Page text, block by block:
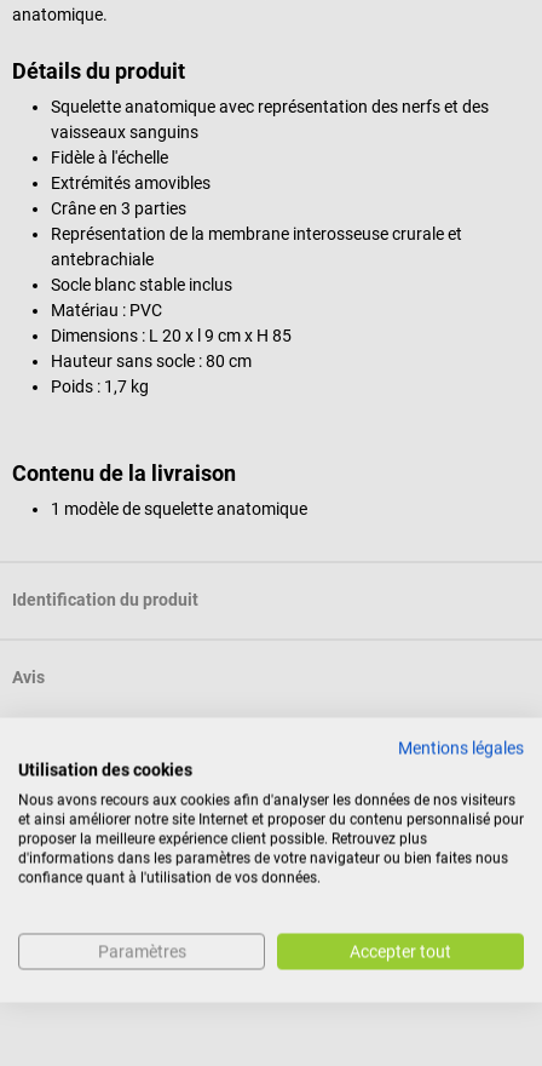
anatomique.
Détails du produit
Squelette anatomique avec représentation des nerfs et des
vaisseaux sanguins
Fidèle à l'échelle
Extrémités amovibles
Crâne en 3 parties
Représentation de la membrane interosseuse crurale et
antebrachiale
Socle blanc stable inclus
Matériau : PVC
Dimensions : L 20 x l 9 cm x H 85
Hauteur sans socle : 80 cm
Poids : 1,7 kg
Contenu de la livraison
1 modèle de squelette anatomique
Identification du produit
Avis
Nos clients ont également acheté
Dr. No
Modèle de torse
Modèle fidèle comprenant 18 pièces
Mentions légales
Utilisation des cookies
Nous avons recours aux cookies afin d'analyser les données de nos visiteurs
et ainsi améliorer notre site Internet et proposer du contenu personnalisé pour
proposer la meilleure expérience client possible. Retrouvez plus
d'informations dans les paramètres de votre navigateur ou bien faites nous
confiance quant à l'utilisation de vos données.
Paramètres Accepter tout